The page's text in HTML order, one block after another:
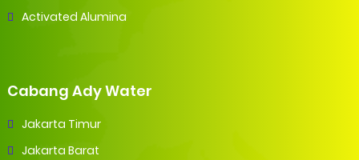
Activated Alumina
Cabang Ady Water
Jakarta Timur
Jakarta Barat